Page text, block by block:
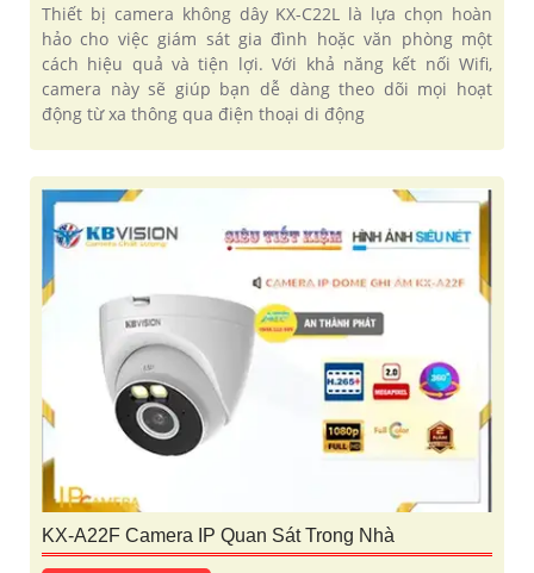
Thiết bị camera không dây KX-C22L là lựa chọn hoàn
hảo cho việc giám sát gia đình hoặc văn phòng một
cách hiệu quả và tiện lợi. Với khả năng kết nối Wifi,
camera này sẽ giúp bạn dễ dàng theo dõi mọi hoạt
động từ xa thông qua điện thoại di động
KX-A22F Camera IP Quan Sát Trong Nhà